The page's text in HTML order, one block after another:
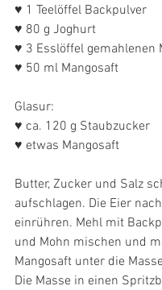
♥ 1 Teelöffel Backpulver
♥ 80 g Joghurt
♥ 3 Esslöffel gemahlenen
♥ 50 ml Mangosaft
Glasur:
♥ ca. 120 g Staubzucker
♥ etwas Mangosaft
Butter, Zucker und Salz
aufschlagen. Die Eier
einrühren. Mehl mit
und Mohn mischen und
Mangosaft unter die
Die Masse in einen